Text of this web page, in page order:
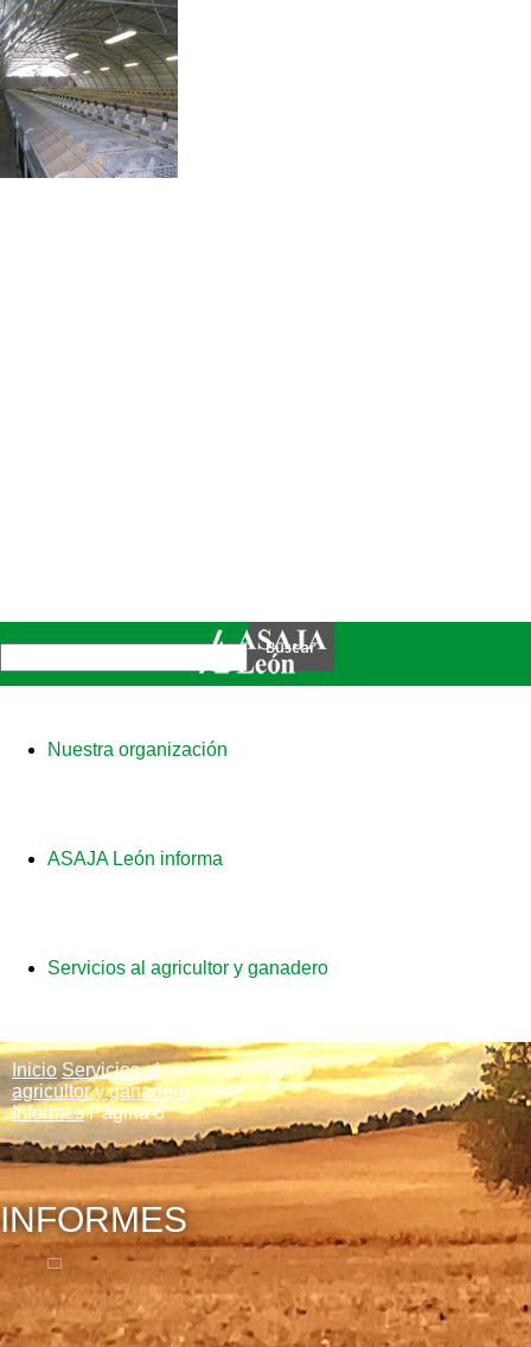
Nuestra organización
ASAJA León informa
Servicios al agricultor y ganadero
Inicio Servicios al
agricultor y ganadero
Informes Página 6
INFORMES